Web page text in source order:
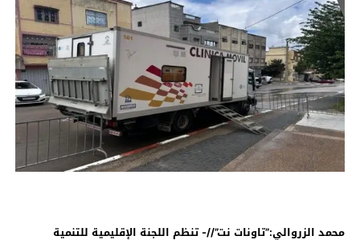
محمد الزروالي:”تاونات نت”//- تنظم اللجنة الإقليمية للتنمية